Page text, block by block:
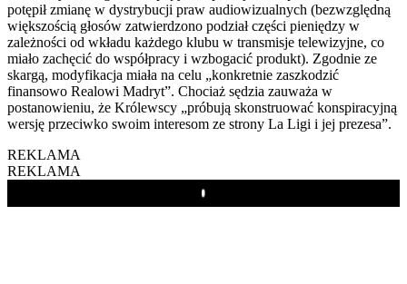
potępił zmianę w dystrybucji praw audiowizualnych (bezwzględną
większością głosów zatwierdzono podział części pieniędzy w
zależności od wkładu każdego klubu w transmisje telewizyjne, co
miało zachęcić do współpracy i wzbogacić produkt). Zgodnie ze
skargą, modyfikacja miała na celu „konkretnie zaszkodzić
finansowo Realowi Madryt”. Chociaż sędzia zauważa w
postanowieniu, że Królewscy „próbują skonstruować konspiracyjną
wersję przeciwko swoim interesom ze strony La Ligi i jej prezesa”.
REKLAMA
REKLAMA
Play